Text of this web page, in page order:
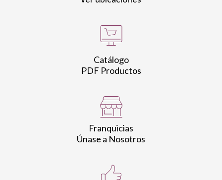
Catálogo
PDF Productos
Franquicias
Únase a Nosotros